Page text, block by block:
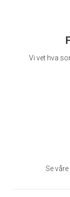
Vi vet hva
Se